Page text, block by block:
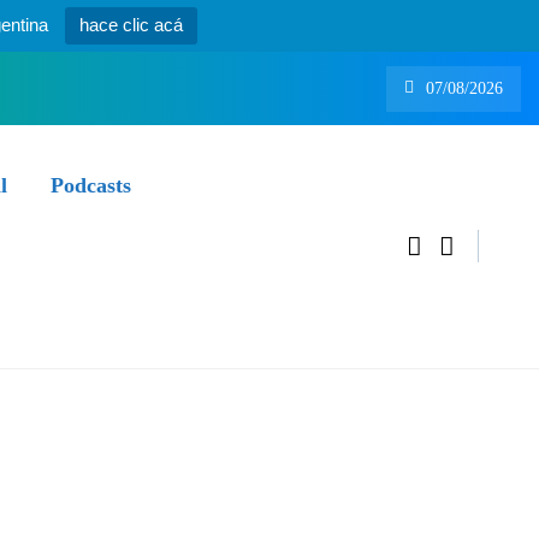
hace clic acá
07/08/2026
Podcasts